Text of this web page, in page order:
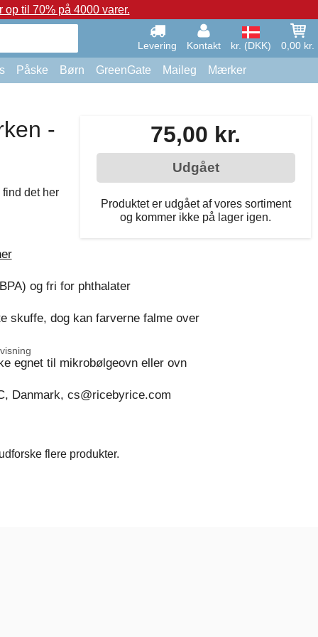
op til 70% på 4000 varer.
Levering Kontakt kr. (DKK) 0,00 kr.
Påske Børn GreenGate Maileg Mærker
75,00 kr.
Udgået
Produktet er udgået af vores sortiment
og kommer ikke på lager igen.
-
det her
og fri for phthalater
skuffe, dog kan farverne falme over
egnet til mikrobølgeovn eller ovn
Danmark, cs@ricebyrice.com
flere produkter.